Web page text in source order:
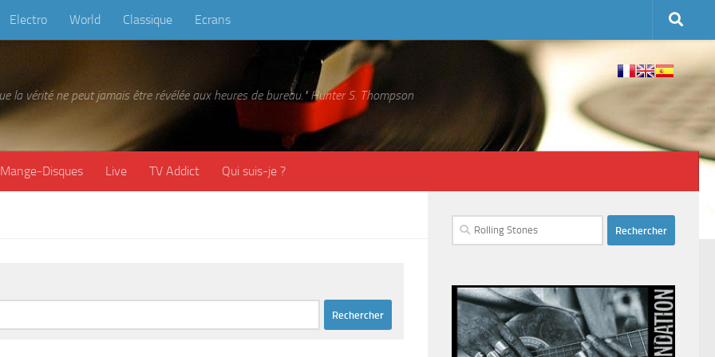
Electro World Classique Ecrans
la vérité ne peut jamais être révélée aux heures de bureau." Hunter S. Thompson
Mange-Disques Live TV Addict Qui suis-je ?
Rechercher :